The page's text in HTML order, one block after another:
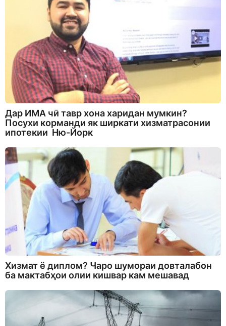
Дар ИМА чӣ тавр хона харидан мумкин?
Посухи корманди як ширкати хизматрасонии
ипотекии Ню-Йорк
Хизмат ё диплом? Чаро шумораи довталабон
ба мактабҳои олии кишвар кам мешавад